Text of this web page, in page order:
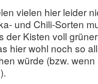
vielen hier leider
und Chili-Sorten
der Kisten voll
hier wohl noch so
würde (bzw.